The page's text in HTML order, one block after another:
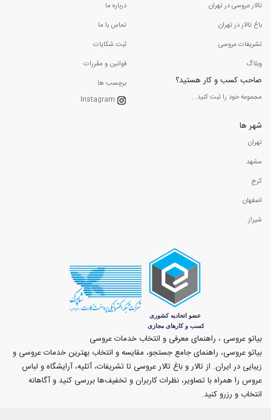
تالار عروسی در تهران
باغ تالار در تهران
تشریفات عروسی
وبلاگ
صاحب کسب و کار هستید؟
مجموعه خود را ثبت کنید...
درباره ما
تماس با ما
ثبت شکایات
قوانین و مقررات
برچسب ها
Instagram
شهر ها
تهران
مشهد
کرج
اصفهان
شیراز
بیاتو عروسی ، راهنمای معرفی و انتخاب خدمات عروسی
بیاتو عروسی، راهنمای جامع جستجو، مقایسه و انتخاب بهترین خدمات عروسی و
زیبایی در ایران. از تالار و باغ تالار عروسی تا تشریفات، آتلیه، آرایشگاه و لباس
عروس را همراه با تصاویر، نظرات کاربران و تخفیف‌ها بررسی کنید و آگاهانه
انتخاب و رزرو کنید.